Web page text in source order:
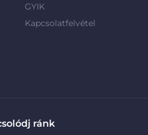
GYIK
Kapcsolatfelvétel
ránk